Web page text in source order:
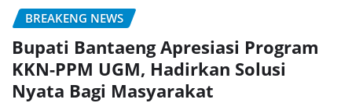
BREAKENG NEWS
Bupati Bantaeng Apresiasi Program
KKN-PPM UGM, Hadirkan Solusi
Nyata Bagi Masyarakat